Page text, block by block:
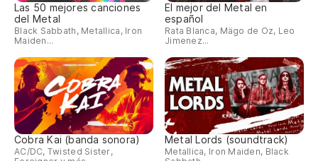
Las 50 mejores canciones
del Metal
Black Sabbath, Metallica, Iron
Maiden...
El mejor del Metal en
español
Rata Blanca, Mägo de Oz, Leo
Jimenez...
Cobra Kai (banda sonora)
AC/DC, Twisted Sister,
Metal Lords (soundtrack)
Metallica, Iron Maiden, Black